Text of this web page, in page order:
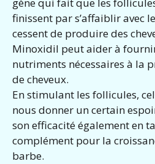
finissent par s’affaiblir avec
cessent de produire des
Minoxidil peut aider à
nutriments nécessaires à la
de cheveux.
En stimulant les follicules,
nous donner un certain
son efficacité également en
complément pour la
barbe.